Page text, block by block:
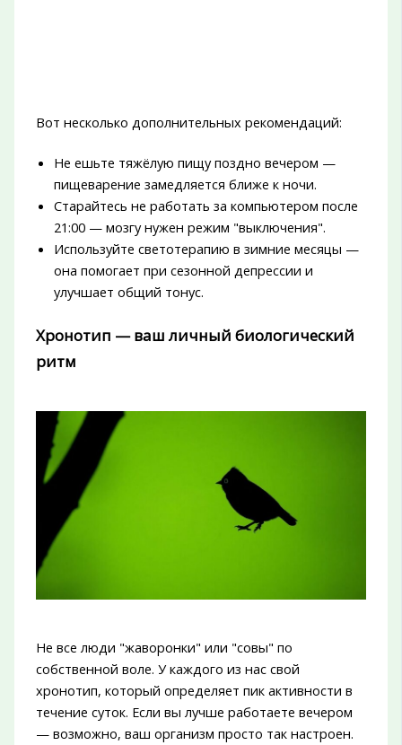
Вот несколько дополнительных рекомендаций:
Не ешьте тяжёлую пищу поздно вечером —
пищеварение замедляется ближе к ночи.
Старайтесь не работать за компьютером после
21:00 — мозгу нужен режим "выключения".
Используйте светотерапию в зимние месяцы —
она помогает при сезонной депрессии и
улучшает общий тонус.
Хронотип — ваш личный биологический
ритм
Не все люди "жаворонки" или "совы" по
собственной воле. У каждого из нас свой
хронотип, который определяет пик активности в
течение суток. Если вы лучше работаете вечером
— возможно, ваш организм просто так настроен.